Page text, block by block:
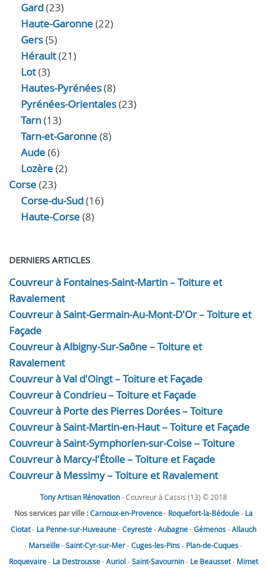
Gard(23)
Haute-Garonne(22)
Gers(5)
Hérault(21)
Lot(3)
Hautes-Pyrénées(8)
Pyrénées-Orientales(23)
Tarn(13)
Tarn-et-Garonne(8)
Aude(6)
Lozère(2)
Corse(23)
Corse-du-Sud(16)
Haute-Corse(8)
DERNIERS ARTICLES
Couvreur à Fontaines-Saint-Martin – Toiture et
Ravalement
Couvreur à Saint-Germain-Au-Mont-D'Or – Toiture et
Façade
Couvreur à Albigny-Sur-Saône – Toiture et
Ravalement
Couvreur à Val d'Oingt – Toiture et Façade
Couvreur à Condrieu – Toiture et Façade
Couvreur à Porte des Pierres Dorées – Toiture
Couvreur à Saint-Martin-en-Haut – Toiture et Façade
Couvreur à Saint-Symphorien-sur-Coise – Toiture
Couvreur à Marcy-l'Étoile – Toiture et Façade
Couvreur à Messimy – Toiture et Ravalement
Tony Artisan Rénovation- Couvreur à Cassis (13) © 2018
Nos services par ville :Carnoux-en-Provence- Roquefort-la-Bédoule- La
Ciotat- La Penne-sur-Huveaune-Ceyreste-Aubagne-Gémenos-Allauch
- Marseille-Saint-Cyr-sur-Mer-Cuges-les-Pins- Plan-de-Cuques-
Roquevaire- La Destrousse-Auriol-Saint-Savournin- Le Beausset- Mimet